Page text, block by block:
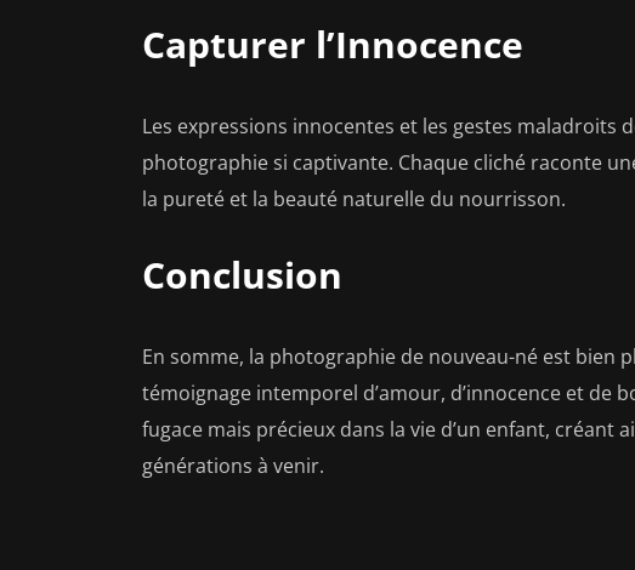
Capturer l’Innocence
Les expressions innocentes et les gestes maladroits
photographie si captivante. Chaque cliché raconte
la pureté et la beauté naturelle du nourrisson.
Conclusion
En somme, la photographie de nouveau-né est bien
témoignage intemporel d’amour, d’innocence et de
fugace mais précieux dans la vie d’un enfant, créant
générations à venir.